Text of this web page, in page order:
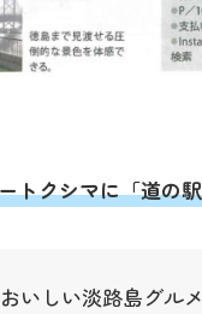
トクシマに「道の
いしい淡路島グル